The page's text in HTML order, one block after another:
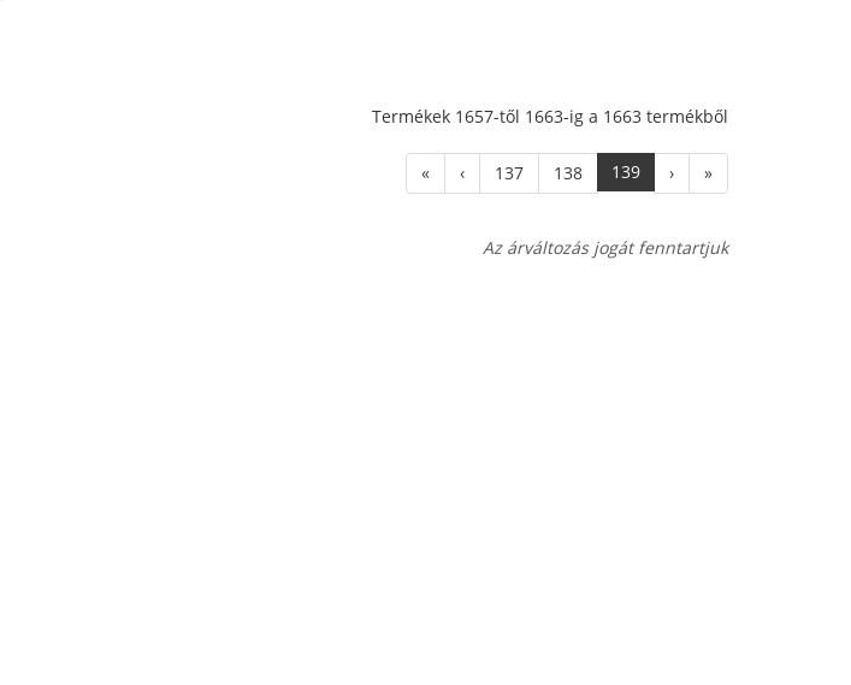
Termékek 1657-től 1663-ig a 1663 termékből
« ‹ 137 138 139 › »
Az árváltozás jogát fenntartjuk